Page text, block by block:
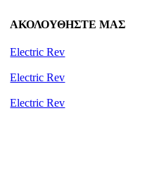
ΑΚΟΛΟΥΘΗΣΤΕ ΜΑΣ
Electric Rev
Electric Rev
Electric Rev